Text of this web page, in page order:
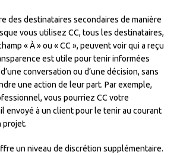
des destinataires secondaires de manière
vous utilisez CC, tous les destinataires,
« À » ou « CC », peuvent voir qui a reçu
est utile pour tenir informées
conversation ou d’une décision, sans
une action de leur part. Par exemple,
vous pourriez CC votre
envoyé à un client pour le tenir au courant
projet.
un niveau de discrétion supplémentaire.